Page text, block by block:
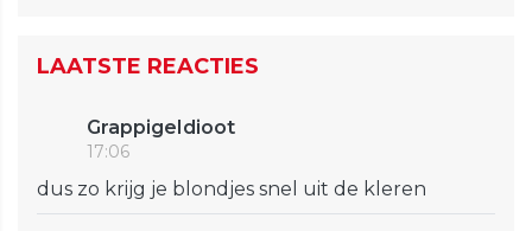
LAATSTE REACTIES
GrappigeIdioot
17:06
dus zo krijg je blondjes snel uit de kleren